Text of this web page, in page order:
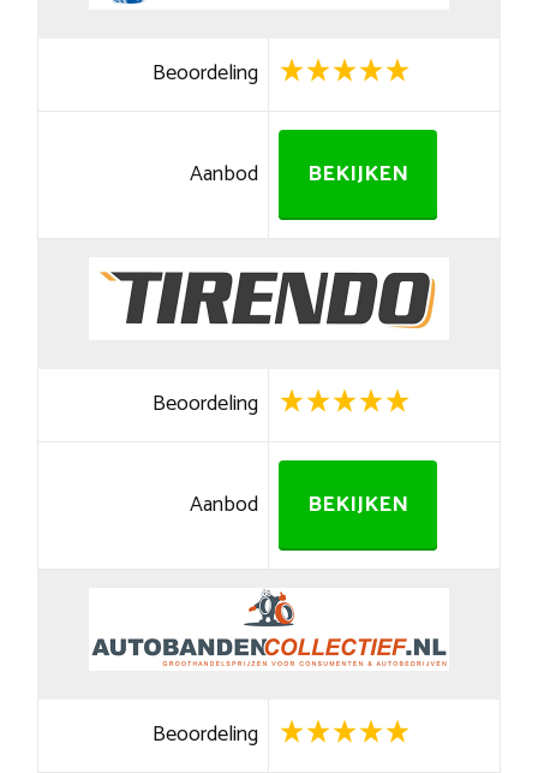
Beoordeling
Aanbod BEKIJKEN
Beoordeling
Aanbod BEKIJKEN
Beoordeling